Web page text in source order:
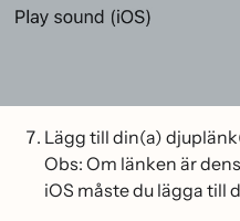
Lägg till din(a)
Obs: Om länken är
iOS måste du lägga till